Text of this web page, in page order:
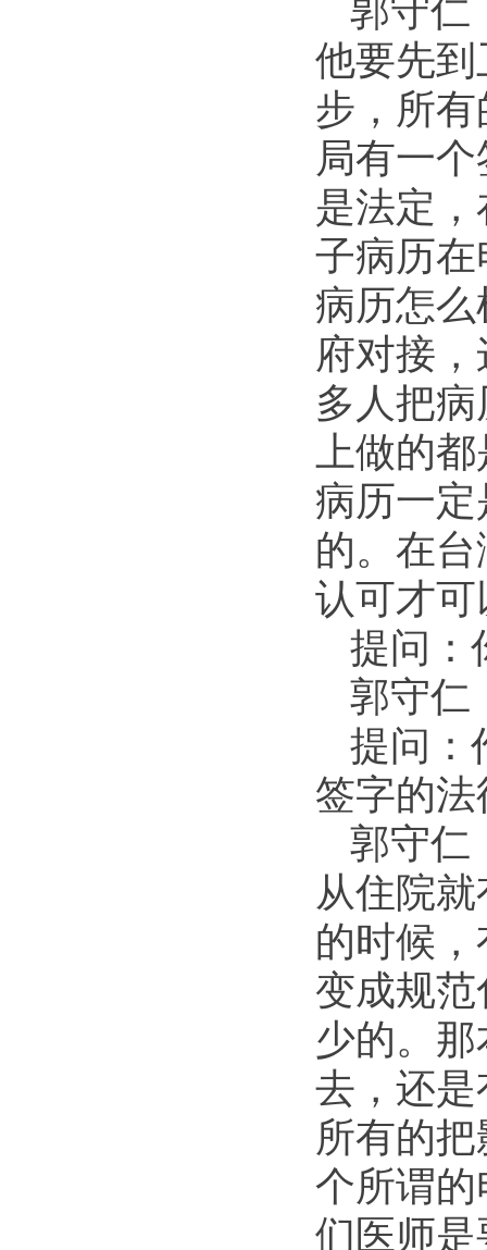
郭守仁
他要先
步，所
局有一
是法定
子病历
病历怎
府对接
多人把
上做的
病历一
的。在
认可才
提问：
郭守仁
提问：
签字的
郭守仁
从住院
的时候
变成规
少的。
去，还
所有的
个所谓
们医师